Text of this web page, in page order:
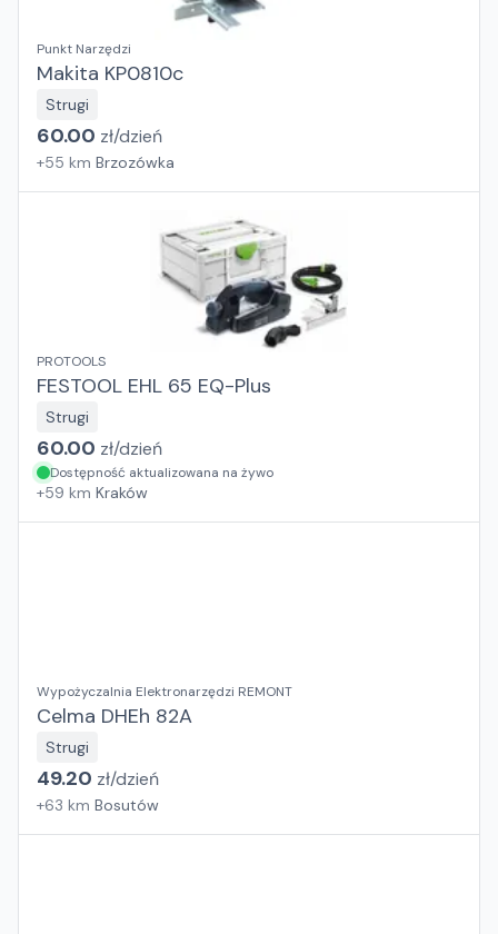
Punkt Narzędzi
Makita KP0810c
Strugi
60.00 zł/dzień
+55 km Brzozówka
PROTOOLS
FESTOOL EHL 65 EQ-Plus
Strugi
60.00 zł/dzień
Dostępność aktualizowana na żywo
+59 km Kraków
Wypożyczalnia Elektronarzędzi REMONT
Celma DHEh 82A
Strugi
49.20 zł/dzień
+63 km Bosutów